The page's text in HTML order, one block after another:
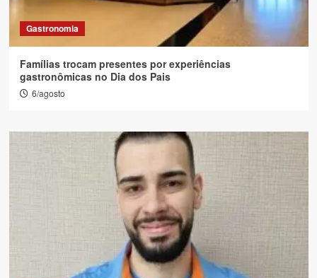
Gastronomia
Famílias trocam presentes por experiências
gastronômicas no Dia dos Pais
6/agosto